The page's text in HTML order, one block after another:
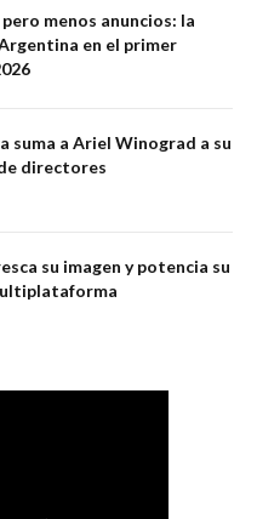
menos anuncios: la
en el primer
suma a Ariel Winograd a su
directores
su imagen y potencia su